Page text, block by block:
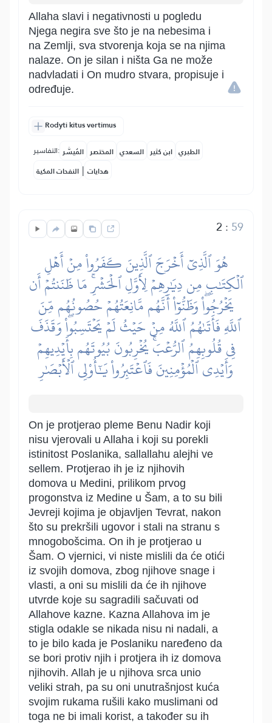
Allaha slavi i negativnosti u pogledu
Njega negira sve što je na nebesima i
na Zemlji, sva stvorenja koja se na njima
nalaze. On je silan i ništa Ga ne može
nadvladati i On mudro stvara, propisuje i
određuje.
Rodyti kitus vertimus
التفاسير: المُيسَّر المختصر السعدي ابن كثير الطبري
النفحات المكية | هدايات
2 : 59
هُوَ ٱلَّذِيٓ أَخۡرَجَ ٱلَّذِينَ كَفَرُواْ مِنۡ أَهۡلِ
ٱلۡكِتَٰبِ مِن دِيَٰرِهِمۡ لِأَوَّلِ ٱلۡحَشۡرِۚ مَا ظَنَنتُمۡ أَن
يَخۡرُجُواْۖ وَظَنُّوٓاْ أَنَّهُم مَّانِعَتُهُمۡ حُصُونُهُم مِّنَ
ٱللَّهِ فَأَتَىٰهُمُ ٱللَّهُ مِنۡ حَيۡثُ لَمۡ يَحۡتَسِبُواْۖ وَقَذَفَ
فِي قُلُوبِهِمُ ٱلرُّعۡبَۚ يُخۡرِبُونَ بُيُوتَهُم بِأَيۡدِيهِمۡ
وَأَيۡدِي ٱلۡمُؤۡمِنِينَ فَٱعۡتَبِرُواْ يَٰٓأُوْلِي ٱلۡأَبۡصَٰرِ
On je protjerao pleme Benu Nadir koji
nisu vjerovali u Allaha i koji su porekli
istinitost Poslanika, sallallahu alejhi ve
sellem. Protjerao ih je iz njihovih
domova u Medini, prilikom prvog
progonstva iz Medine u Šam, a to su bili
Jevreji kojima je objavljen Tevrat, nakon
što su prekršili ugovor i stali na stranu s
mnogobošcima. On ih je protjerao u
Šam. O vjernici, vi niste mislili da će otići
iz svojih domova, zbog njihove snage i
vlasti, a oni su mislili da će ih njihove
utvrde koje su sagradili sačuvati od
Allahove kazne. Kazna Allahova im je
stigla odakle se nikada nisu ni nadali, a
to je bilo kada je Poslaniku naređeno da
se bori protiv njih i protjera ih iz domova
njihovih. Allah je u njihova srca unio
veliki strah, pa su oni unutrašnjost kuća
svojim rukama rušili kako muslimani od
toga ne bi imali korist, a također su ih